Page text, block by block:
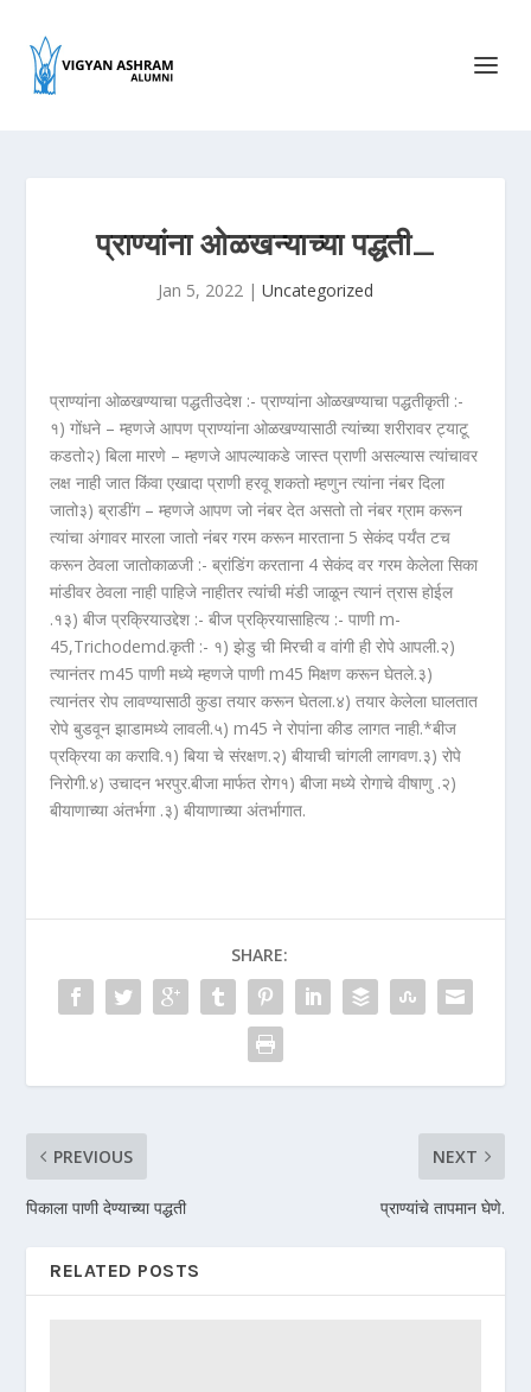
प्राण्यांना ओळखन्याच्या पद्धती_
Jan 5, 2022 | Uncategorized
प्राण्यांना ओळखण्याचा पद्धतीउदेश :- प्राण्यांना ओळखण्याचा पद्धतीकृती :-
१) गोंधने – म्हणजे आपण प्राण्यांना ओळखण्यासाठी त्यांच्या शरीरावर ट्याटू
कडतो२) बिला मारणे – म्हणजे आपल्याकडे जास्त प्राणी असल्यास त्यांचावर
लक्ष नाही जात किंवा एखादा प्राणी हरवू शकतो म्हणुन त्यांना नंबर दिला
जातो३) ब्राडींग – म्हणजे आपण जो नंबर देत असतो तो नंबर ग्राम करून
त्यांचा अंगावर मारला जातो नंबर गरम करून मारताना 5 सेकंद पर्यंत टच
करून ठेवला जातोकाळजी :- ब्रांडिंग करताना 4 सेकंद वर गरम केलेला सिका
मांडीवर ठेवला नाही पाहिजे नाहीतर त्यांची मंडी जाळून त्यानं त्रास होईल
.१३) बीज प्रक्रियाउद्देश :- बीज प्रक्रियासाहित्य :- पाणी m-
45,Trichodemd.कृती :- १) झेडु ची मिरची व वांगी ही रोपे आपली.२)
त्यानंतर m45 पाणी मध्ये म्हणजे पाणी m45 मिक्षण करून घेतले.३)
त्यानंतर रोप लावण्यासाठी कुडा तयार करून घेतला.४) तयार केलेला घालतात
रोपे बुडवून झाडामध्ये लावली.५) m45 ने रोपांना कीड लागत नाही.*बीज
प्रक्रिया का करावि.१) बिया चे संरक्षण.२) बीयाची चांगली लागवण.३) रोपे
निरोगी.४) उचादन भरपुर.बीजा मार्फत रोग१) बीजा मध्ये रोगाचे वीषाणु .२)
बीयाणाच्या अंतर्भगा .३) बीयाणाच्या अंतर्भागात.
SHARE:
PREVIOUS
पिकाला पाणी देण्याच्या पद्धती
NEXT
प्राण्यांचे तापमान घेणे.
RELATED POSTS